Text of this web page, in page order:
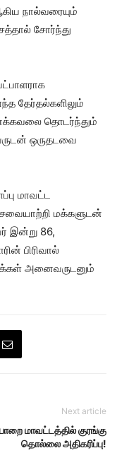
நால்வரையும்
சோர்ந்து
தேர்தல்களிலும்
தொடர்ந்தும்
ஒருதடவை
மாவட்ட
மக்களுடன்
இன்று 86,
பிரிவால்
அனைவருடனும்
Next article
மாவட்டத்தில் குரங்கு
தொல்லை அதிகரிப்பு!